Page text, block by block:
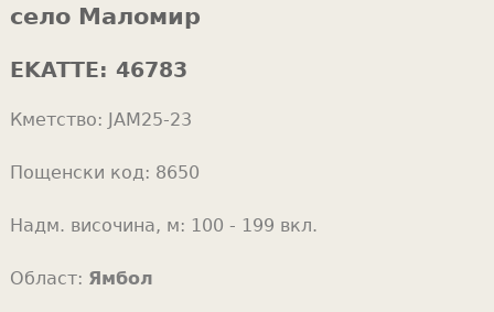
f
r
m
r
e
e
село Маломир
EKATTE: 46783
Кметство: JAM25-23
Пощенски код: 8650
Надм. височина, м: 100 - 199 вкл.
Област: Ямбол